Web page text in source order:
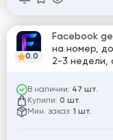
0.0
Facebook
на номер,
2-3 недели,
В наличии: 47 шт.
Купили: 0 шт.
Мин. заказ: 1 шт.